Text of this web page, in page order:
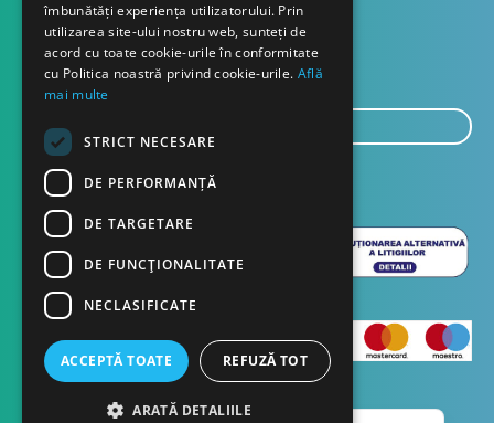
About us
Blog
mail...
SEND
Copyright © 2023 Dasco Distribution
îmbunătăți experiența utilizatorului. Prin
utilizarea site-ului nostru web, sunteți de
acord cu toate cookie-urile în conformitate
cu Politica noastră privind cookie-urile. Află
mai multe
STRICT NECESARE
DE PERFORMANȚĂ
DE TARGETARE
DE FUNCŢIONALITATE
NECLASIFICATE
ACCEPTĂ TOATE REFUZĂ TOT
ARATĂ DETALIILE